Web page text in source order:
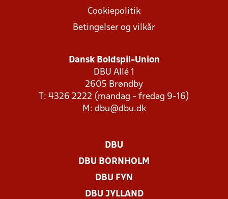
Cookiepolitik
Betingelser og vilkår
Dansk Boldspil-Union
DBU Allé 1
2605 Brøndby
T: 4326 2222 (mandag - fredag 9-16)
M: dbu@dbu.dk
DBU
DBU BORNHOLM
DBU FYN
DBU JYLLAND